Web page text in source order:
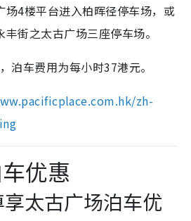
场4楼平台进入柏晖径停车场，或
街之太古广场三座停车场。
泊车费用为每小时37港元。
zh-
优惠
太古广场泊车优